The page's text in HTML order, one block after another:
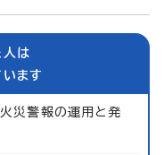
人は
ます
災警報の運用と発